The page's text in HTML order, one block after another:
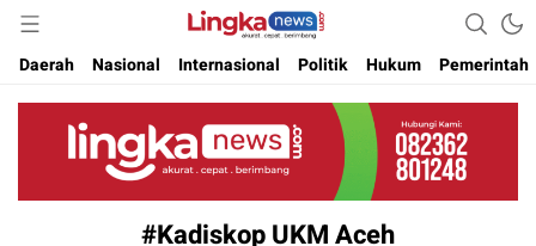
Lingkanews
Akurat. Cepat & Berimbang
Daerah
Nasional Internasional Politik Hukum Pemerintah
#Kadiskop UKM Aceh